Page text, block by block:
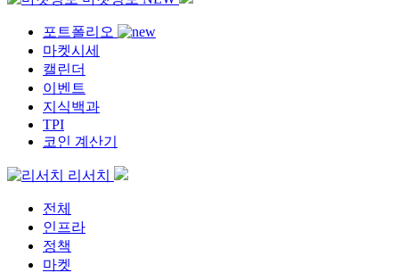
포트폴리오
마켓시세
캘린더
이벤트
지식백과
TPI
코인 계산기
리서치
전체
인프라
정책
마켓